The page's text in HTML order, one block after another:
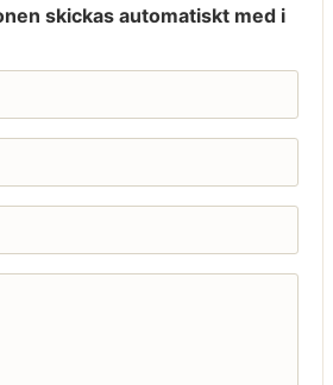
skickas automatiskt med i